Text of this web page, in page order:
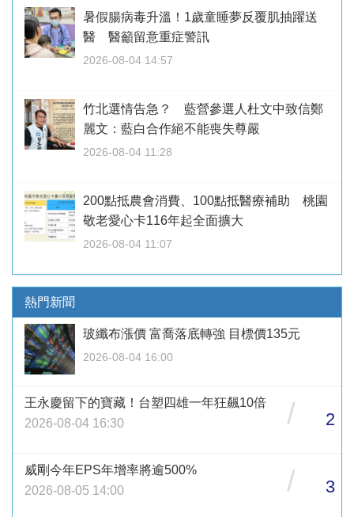
暑假腸病毒升溫！1歲童睡夢反覆肌抽躍送
醫 醫籲留意重症警訊
2026-08-04 14:57
竹北選情告急？ 藍營參選人杜文中致信鄭
麗文：藍白合作絕不能喪失尊嚴
2026-08-04 11:28
200點抵農會消費、100點抵醫療補助 桃園
敬老愛心卡116年起全面擴大
2026-08-04 11:07
熱門新聞
玻纖布漲價 富喬落底轉強 目標價135元
2026-08-04 16:00
王永慶留下的寶藏！台塑四雄一年狂飆10倍
2026-08-04 16:30
/ 2
威剛今年EPS年增率將逾500%
2026-08-05 14:00
/ 3